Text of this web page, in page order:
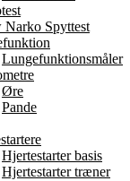
Narko Spyttest
Lungefunktionsmåler
Øre
Pande
Hjertestarter basis
Hjertestarter træner